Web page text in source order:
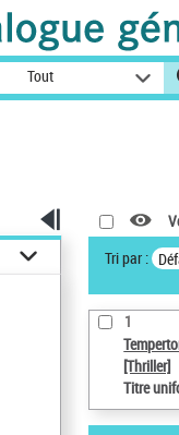
Tout
Tri par :
1
[Thriller]
Titre